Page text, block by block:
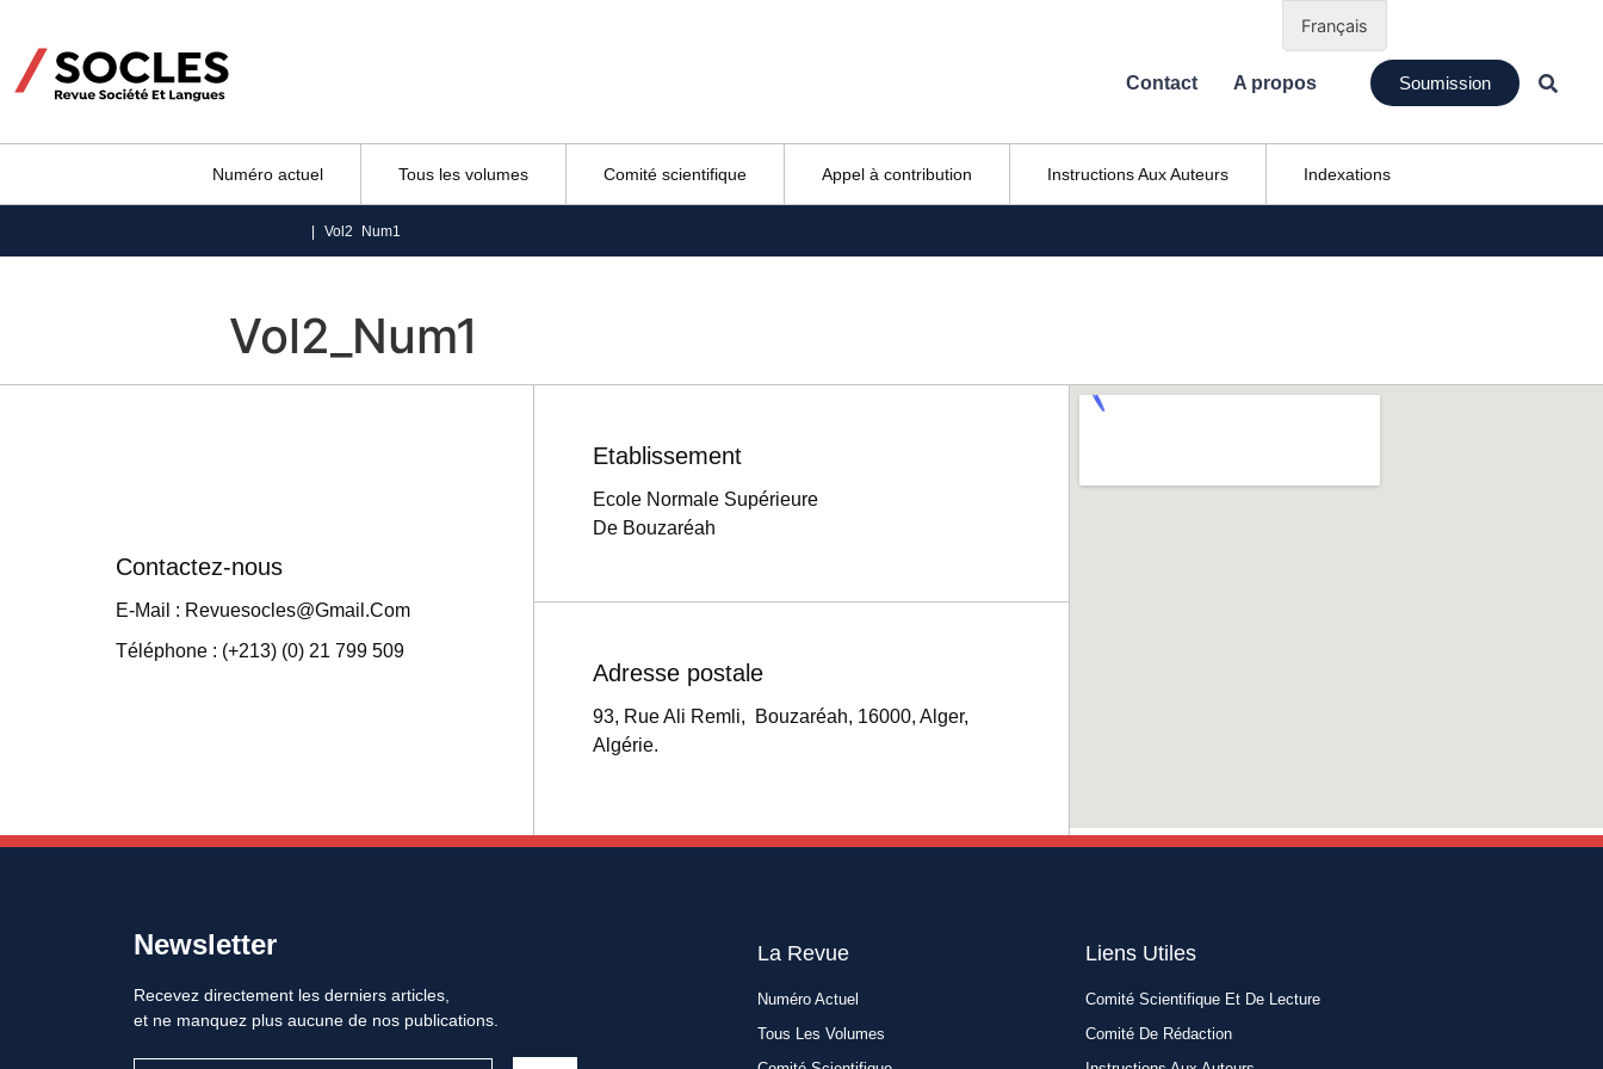
Contact A propos Soumission
Numéro actuel Tous les volumes Comité scientifique Appel à contribution Instructions Aux Auteurs Indexations
| Vol2_Num1
Vol2_Num1
Contactez-nous
E-Mail : Revuesocles@gmail.com
Téléphone : (+213) (0) 21 799 509
Etablissement
Ecole Normale Supérieure
De Bouzaréah
Adresse postale
93, Rue Ali Remli, Bouzaréah, 16000, Alger,
Algérie.
Newsletter
Recevez directement les derniers articles,
et ne manquez plus aucune de nos publications.
La Revue
Numéro Actuel
Tous Les Volumes
Liens Utiles​
Comité Scientifique Et De Lecture
Comité De Rédaction
Français